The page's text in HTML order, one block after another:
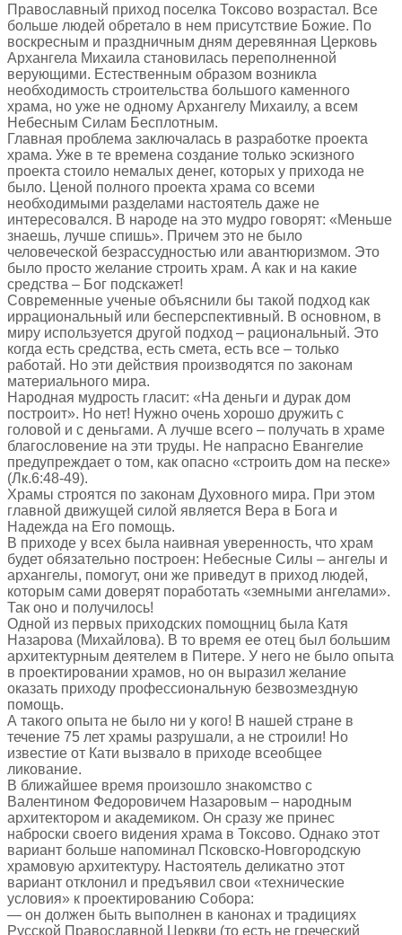
Православный приход поселка Токсово возрастал. Все
больше людей обретало в нем присутствие Божие. По
воскресным и праздничным дням деревянная Церковь
Архангела Михаила становилась переполненной
верующими. Естественным образом возникла
необходимость строительства большого каменного
храма, но уже не одному Архангелу Михаилу, а всем
Небесным Силам Бесплотным.
Главная проблема заключалась в разработке проекта
храма. Уже в те времена создание только эскизного
проекта стоило немалых денег, которых у прихода не
было. Ценой полного проекта храма со всеми
необходимыми разделами настоятель даже не
интересовался. В народе на это мудро говорят: «Меньше
знаешь, лучше спишь». Причем это не было
человеческой безрассудностью или авантюризмом. Это
было просто желание строить храм. А как и на какие
средства – Бог подскажет!
Современные ученые объяснили бы такой подход как
иррациональный или бесперспективный. В основном, в
миру используется другой подход – рациональный. Это
когда есть средства, есть смета, есть все – только
работай. Но эти действия производятся по законам
материального мира.
Народная мудрость гласит: «На деньги и дурак дом
построит». Но нет! Нужно очень хорошо дружить с
головой и с деньгами. А лучше всего – получать в храме
благословение на эти труды. Не напрасно Евангелие
предупреждает о том, как опасно «строить дом на песке»
(Лк.6:48-49).
Храмы строятся по законам Духовного мира. При этом
главной движущей силой является Вера в Бога и
Надежда на Его помощь.
В приходе у всех была наивная уверенность, что храм
будет обязательно построен: Небесные Силы – ангелы и
архангелы, помогут, они же приведут в приход людей,
которым сами доверят поработать «земными ангелами».
Так оно и получилось!
Одной из первых приходских помощниц была Катя
Назарова (Михайлова). В то время ее отец был большим
архитектурным деятелем в Питере. У него не было опыта
в проектировании храмов, но он выразил желание
оказать приходу профессиональную безвозмездную
помощь.
А такого опыта не было ни у кого! В нашей стране в
течение 75 лет храмы разрушали, а не строили! Но
известие от Кати вызвало в приходе всеобщее
ликование.
В ближайшее время произошло знакомство с
Валентином Федоровичем Назаровым – народным
архитектором и академиком. Он сразу же принес
наброски своего видения храма в Токсово. Однако этот
вариант больше напоминал Псковско-Новгородскую
храмовую архитектуру. Настоятель деликатно этот
вариант отклонил и предъявил свои «технические
условия» к проектированию Собора:
— он должен быть выполнен в канонах и традициях
Русской Православной Церкви (то есть не греческий